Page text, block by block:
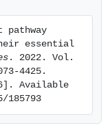
pathway
essential
. 2022. Vol.
4425.
Available